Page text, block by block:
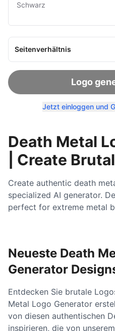
Seitenverhältnis
Logo
Jetzt einloggen und
Death Metal
| Create
Create authentic death
specialized AI generator.
perfect for extreme metal
Neueste Death
Generator
Entdecken Sie brutale
Metal Logo Generator
von diesen authentischen
inspirieren, die von